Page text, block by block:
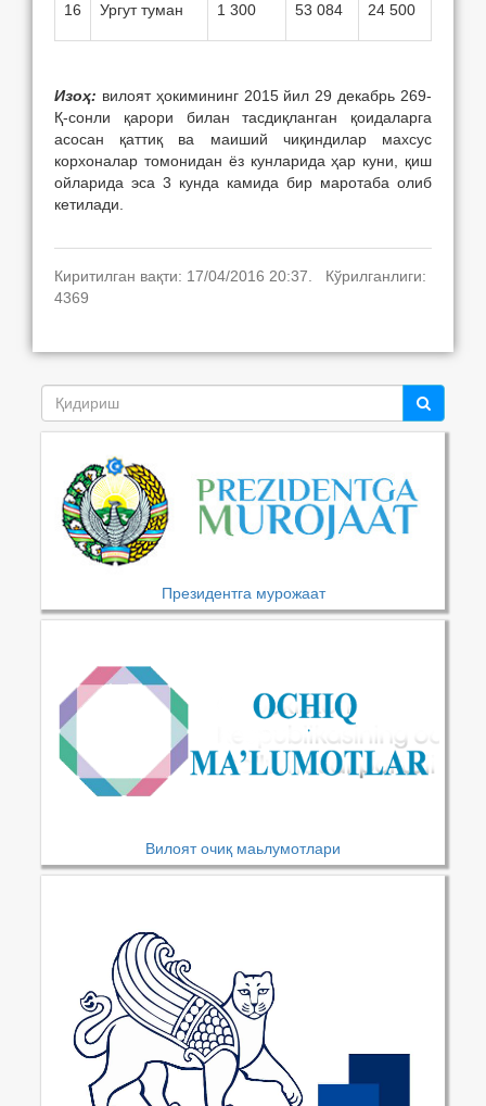
16 Ургут туман 1 300 53 084 24 500
Изоҳ: вилоят ҳокимининг 2015 йил 29 декабрь 269-
Қ-сонли қарори билан тасдиқланган қоидаларга
асосан қаттиқ ва маиший чиқиндилар махсус
корхоналар томонидан ёз кунларида ҳар куни, қиш
ойларида эса 3 кунда камида бир маротаба олиб
кетилади.
Киритилган вақти: 17/04/2016 20:37. Кўрилганлиги:
4369
Президентга мурожаат
Вилоят очиқ маьлумотлари